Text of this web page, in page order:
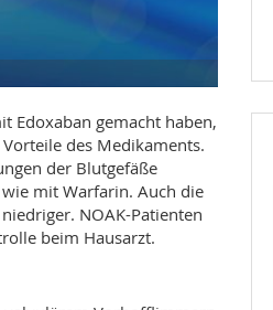
Edoxaban gemacht haben,
Vorteile des Medikaments.
der Blutgefäße
mit Warfarin. Auch die
NOAK-Patienten
beim Hausarzt.